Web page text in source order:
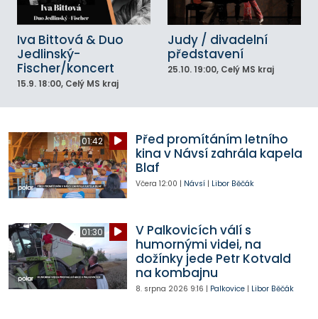
Iva Bittová & Duo
Jedlinský-
Fischer/koncert
15.9. 18:00, Celý MS kraj
Judy / divadelní
představení
25.10. 19:00, Celý MS kraj
01:42
Před promítáním letního
kina v Návsí zahrála kapela
Blaf
Včera 12:00 | Návsí| Libor Běčák
01:30
V Palkovicích válí s
humornými videi, na
dožínky jede Petr Kotvald
na kombajnu
8. srpna 2026 9:16 | Palkovice| Libor Běčák